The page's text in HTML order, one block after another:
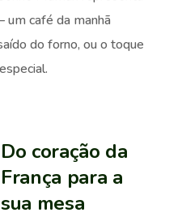
café da manhã
do forno, ou o toque
Do coração da
França para a
sua mesa